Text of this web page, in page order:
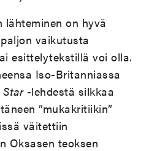
lähteminen on hyvä
vaikutusta
esittelytekstillä voi olla.
Iso-Britanniassa
-lehdestä silkkaa
”mukakritiikin”
väitettiin
Oksasen teoksen